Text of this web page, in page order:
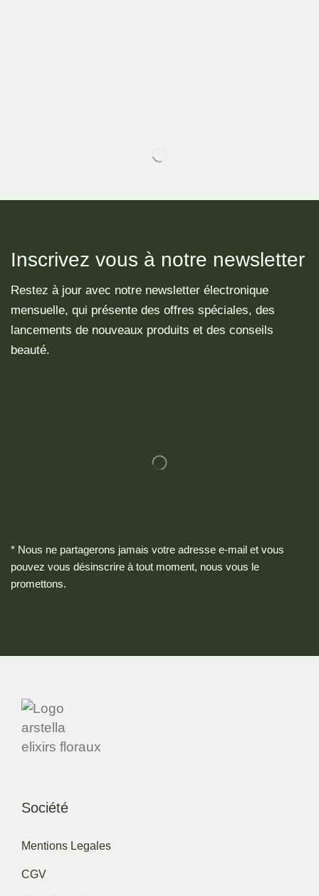
Inscrivez vous à notre newsletter
Restez à jour avec notre newsletter électronique
mensuelle, qui présente des offres spéciales, des
lancements de nouveaux produits et des conseils
beauté.
* Nous ne partagerons jamais votre adresse e-mail et vous
pouvez vous désinscrire à tout moment, nous vous le
promettons.
Société
Mentions Legales
CGV